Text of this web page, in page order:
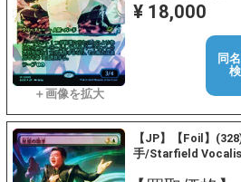
¥ 18,000
同
【JP】【Foil】
手/Starfield